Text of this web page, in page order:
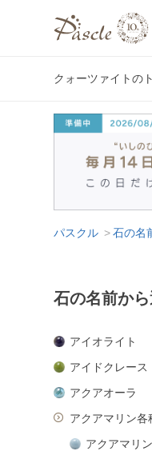
クォーツァイトの
パスクル 石の名
石の名前か
アイオライト
アイドクレース
アクアオーラ
アクアマリン各
アクアマリン